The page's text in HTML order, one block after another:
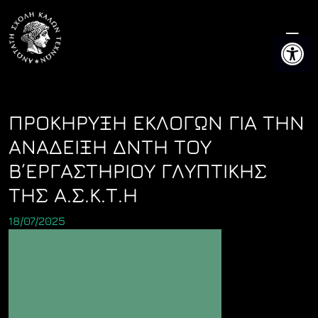
content
ΠΡΟΚΗΡΥΞΗ ΕΚΛΟΓΩΝ ΓΙΑ ΤΗΝ
ΑΝΑΔΕΙΞΗ ΔΝΤΗ ΤΟΥ
Β΄ΕΡΓΑΣΤΗΡΙΟΥ ΓΛΥΠΤΙΚΗΣ
ΤΗΣ Α.Σ.Κ.Τ.Η
18/07/2025